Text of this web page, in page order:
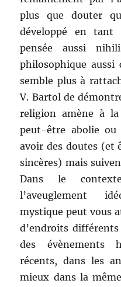
plus que douter
développé en tant
pensée aussi
philosophique aussi
semble plus à
V. Bartol de
religion amène à
peut-être abolie ou
avoir des doutes (et
sincères) mais
Dans le
l’aveuglement
mystique peut vous
d’endroits
des évènements
récents, dans les
mieux dans la